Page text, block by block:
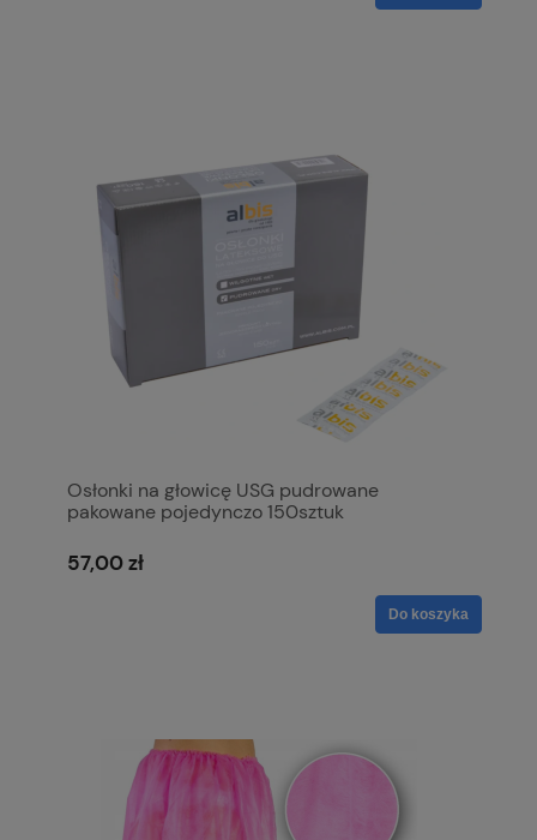
Osłonki na głowicę USG pudrowane
pakowane pojedynczo 150sztuk
57,00 zł
Do koszyka